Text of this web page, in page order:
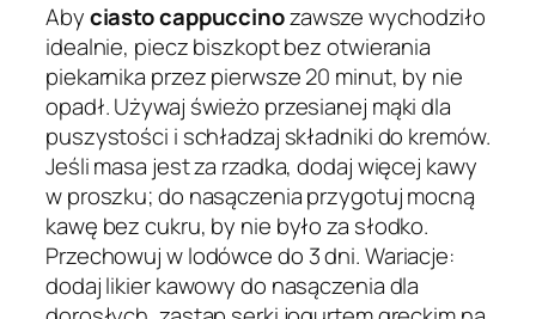
Abyciasto cappuccinozawsze wychodziło
idealnie, piecz biszkopt bez otwierania
piekarnika przez pierwsze 20 minut, by nie
opadł. Używaj świeżo przesianej mąki dla
puszystości i schładzaj składniki do kremów.
Jeśli masa jest za rzadka, dodaj więcej kawy
w proszku; do nasączenia przygotuj mocną
kawę bez cukru, by nie było za słodko.
Przechowuj w lodówce do 3 dni. Wariacje:
dodaj likier kawowy do nasączenia dla